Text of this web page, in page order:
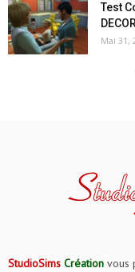
Test
Mai 31,
StudioSims Création vous